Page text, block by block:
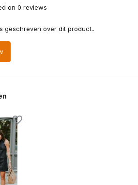
on 0 reviews
geschreven over dit product..